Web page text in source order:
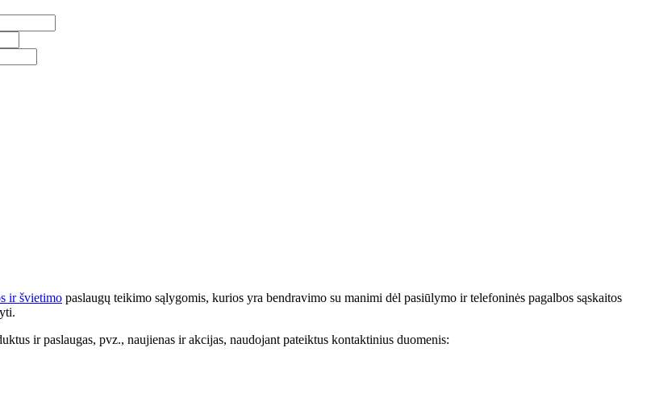
ir švietimo paslaugų teikimo sąlygomis, kurios yra bendravimo su manimi dėl pasiūlymo ir telefoninės pagalbos sąskaitos
ir paslaugas, pvz., naujienas ir akcijas, naudojant pateiktus kontaktinius duomenis: